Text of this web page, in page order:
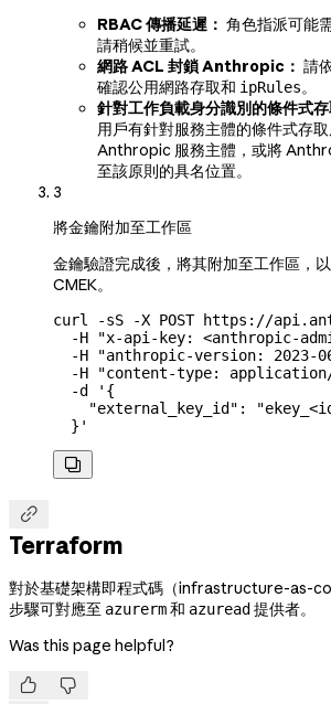
RBAC 傳播延遲： 角色指派可能
請稍候並重試。
網路 ACL 封鎖 Anthropic： 請
確認公用網路存取和 ipRules。
針對工作負載身分識別的條件式存
用戶有針對服務主體的條件式存
Anthropic 服務主體，或將
至該原則的具名位置。
3
將金鑰附加至工作區
金鑰驗證完成後，將其附加至工作區，
CMEK。
curl -sS -X POST https://
  -H
"x-api-key: <anthropic-
  -H
"anthropic-version: 2023-
  -H
"content-type:
  -d
'{
"external_key_id":
  }'


Terraform
對於基礎架構即程式碼（infrastructure-as-
步驟可對應至 azurerm和 azuread 提供者。
Was this page helpful?
 